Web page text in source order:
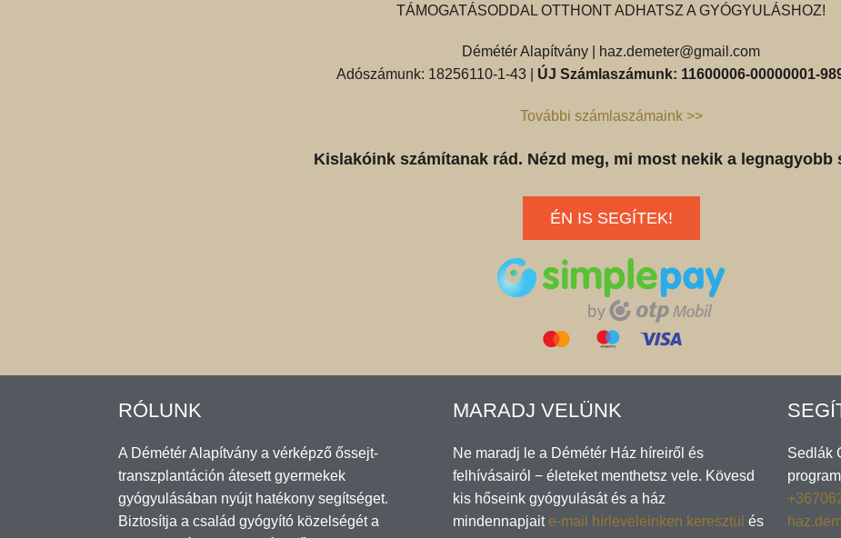
TÁMOGATÁSODDAL OTTHONT ADHATSZ A GYÓGYULÁSHOZ!
Démétér Alapítvány |
haz.demeter@gmail.com
Adószámunk: 18256110-1-43 | ÚJ Számlaszámunk: 11600006-00000001-
További számlaszámaink >>
Kislakóink számítanak rád. Nézd meg, mi most nekik a legnagyobb
ÉN IS SEGÍTEK!
RÓLUNK
A Démétér Alapítvány a vérképző őssejt-
transzplantáción átesett gyermekek
gyógyulásában nyújt hatékony segítséget.
Biztosítja a család gyógyító közelségét a
MARADJ VELÜNK
Ne maradj le a Démétér Ház híreiről és
felhívásairól − életeket menthetsz vele. Kövesd
kis hőseink gyógyulását és a ház
mindennapjait e-mail hírleveleinken keresztül és
Sedlák